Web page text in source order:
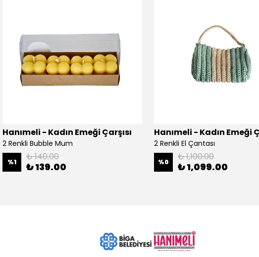
Hanımeli - Kadın Emeği Çarşısı
2 Renkli Bubble Mum
%1 ₺ 140.00
₺ 139.00
Hanımeli - Kadın Emeği
2 Renkli El Çantası
%0 ₺ 1,100.00
₺ 1,099.00